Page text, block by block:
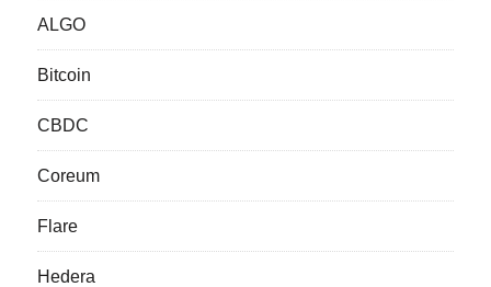
ALGO
Bitcoin
CBDC
Coreum
Flare
Hedera